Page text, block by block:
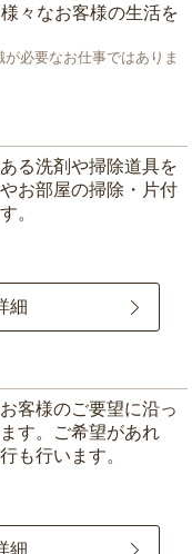
々なお客様の生活を
必要なお仕事ではありま
る洗剤や掃除道具を
お部屋の掃除・片付
。
細
客様のご要望に沿っ
す。ご希望があれ
も行います。
細